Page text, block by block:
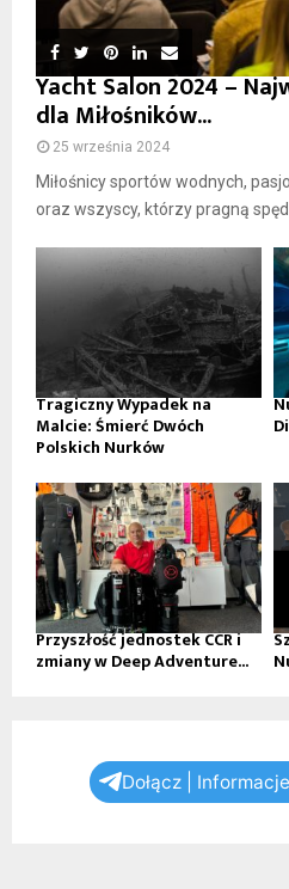
Yacht Salon 2024 –
dla Miłośników...
25 września 2024
Miłośnicy sportów wodnych,
oraz wszyscy, którzy pragną
Tragiczny Wypadek na
Malcie: Śmierć Dwóch
Polskich Nurków
Przyszłość jednostek CCR i
zmiany w Deep Adventure...
Dołącz |